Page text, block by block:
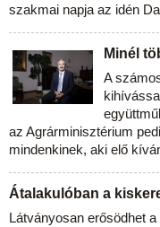
szakmai napja az idén
Minél
A
az Agrárminisztérium
mindenkinek, aki elő
Átalakulóban a
Látványosan erősödhet